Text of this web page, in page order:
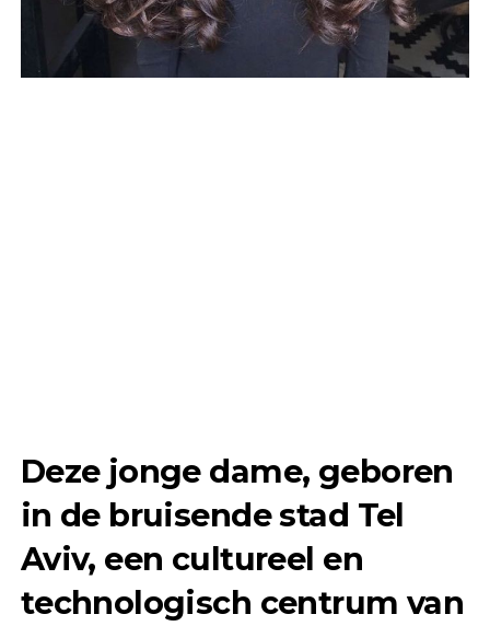
Deze jonge dame, geboren
in de bruisende stad Tel
Aviv, een cultureel en
technologisch centrum van